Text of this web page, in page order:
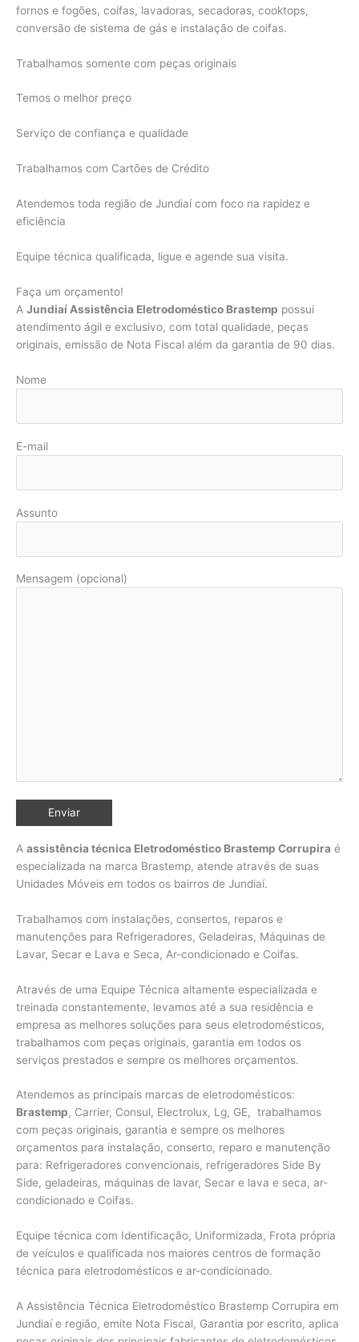
fornos e fogões, coifas, lavadoras, secadoras, cooktops,
conversão de sistema de gás e instalação de coifas.
Trabalhamos somente com peças originais
Temos o melhor preço
Serviço de confiança e qualidade
Trabalhamos com Cartões de Crédito
Atendemos toda região de Jundiaí com foco na rapidez e
eficiência
Equipe técnica qualificada, ligue e agende sua visita.
Faça um orçamento!
A Jundiaí Assistência Eletrodoméstico Brastemp possui
atendimento ágil e exclusivo, com total qualidade, peças
originais, emissão de Nota Fiscal além da garantia de 90 dias.
Nome
E-mail
Assunto
Mensagem (opcional)
A assistência técnica Eletrodoméstico Brastemp Corrupira é
especializada na marca Brastemp, atende através de suas
Unidades Móveis em todos os bairros de Jundiaí.
Trabalhamos com instalações, consertos, reparos e
manutenções para Refrigeradores, Geladeiras, Máquinas de
Lavar, Secar e Lava e Seca, Ar-condicionado e Coifas.
Através de uma Equipe Técnica altamente especializada e
treinada constantemente, levamos até a sua residência e
empresa as melhores soluções para seus eletrodomésticos,
trabalhamos com peças originais, garantia em todos os
serviços prestados e sempre os melhores orçamentos.
Atendemos as principais marcas de eletrodomésticos:
Brastemp, Carrier, Consul, Electrolux, Lg, GE, trabalhamos
com peças originais, garantia e sempre os melhores
orçamentos para instalação, conserto, reparo e manutenção
para: Refrigeradores convencionais, refrigeradores Side By
Side, geladeiras, máquinas de lavar, Secar e lava e seca, ar-
condicionado e Coifas.
Equipe técnica com Identificação, Uniformizada, Frota própria
de veículos e qualificada nos maiores centros de formação
técnica para eletrodomésticos e ar-condicionado.
A Assistência Técnica Eletrodoméstico Brastemp Corrupira em
Jundiaí e região, emite Nota Fiscal, Garantia por escrito, aplica